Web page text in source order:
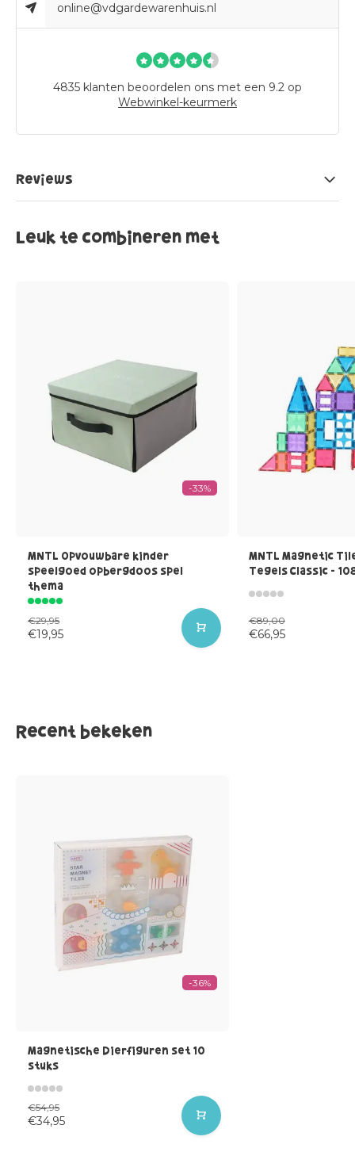
online@vdgardewarenhuis.nl
4835 klanten beoordelen ons met een 9.2 op
Webwinkel-keurmerk
Reviews
Leuk te combineren met
-33%
MNTL Opvouwbare kinder
speelgoed opbergdoos spel
thema
€29,95
€19,95
MNTL Magnetic
Tegels Classic -
€89,00
€66,95
Recent bekeken
-36%
Magnetische Dierfiguren set 10
stuks
€54,95
€34,95